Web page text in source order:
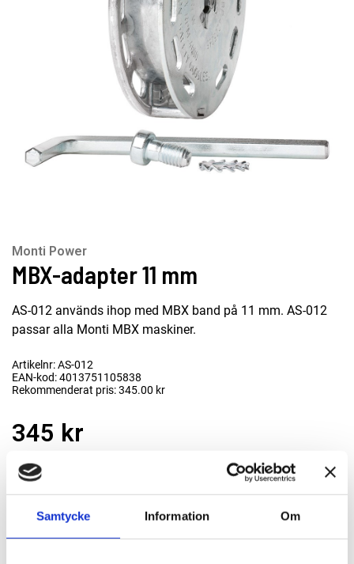
Samtycke Information Om
Monti Power
MBX-adapter 11 mm
AS-012 används ihop med MBX band på 11 mm. AS-012
passar alla Monti MBX maskiner.
Artikelnr: AS-012
EAN-kod: 4013751105838
Rekommenderat pris: 345.00 kr
345 kr
Lägg i varukorgen
Finns i lager